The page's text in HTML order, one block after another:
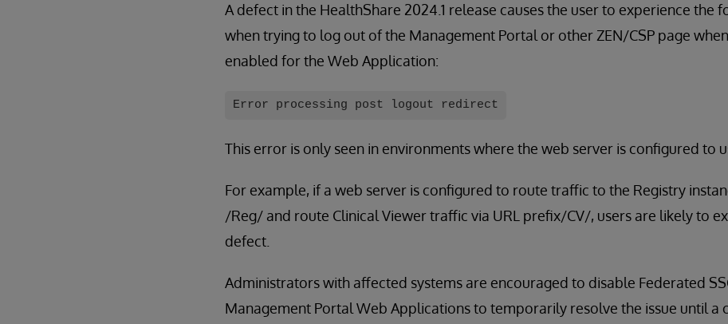
A defect in the HealthShare 2024.1 release causes the user to experience the
when trying to log out of the Management Portal or other ZEN/CSP page
enabled for the Web Application:
Error processing post logout redirect
This error is only seen in environments where the web server is configured to
For example, if a web server is configured to route traffic to the Registry
/Reg/ and route Clinical Viewer traffic via URL prefix/CV/, users are likely to
defect.
Administrators with affected systems are encouraged to disable Federated
Management Portal Web Applications to temporarily resolve the issue until a